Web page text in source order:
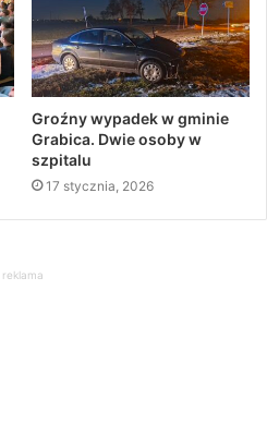
Groźny wypadek w gminie
Grabica. Dwie osoby w
szpitalu
17 stycznia, 2026
reklama